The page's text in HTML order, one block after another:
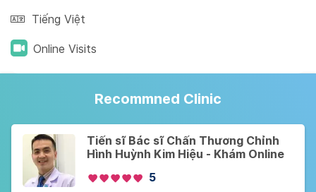
Tiếng Việt
Online Visits
Recommned Clinic
Tiến sĩ Bác sĩ Chấn Thương Chỉnh
Hình Huỳnh Kim Hiệu - Khám Online
5